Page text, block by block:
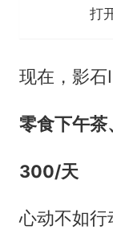
打
现在，影石
零食下午茶
300/天
心动不如行